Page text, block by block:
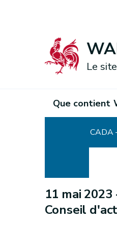
Le
Que contient
CADA
11 mai 2023
Conseil